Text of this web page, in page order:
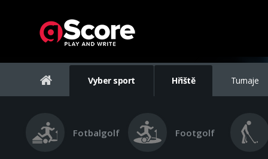
Vyber sport Hřiště Turnaje
Fotbalgolf Footgolf